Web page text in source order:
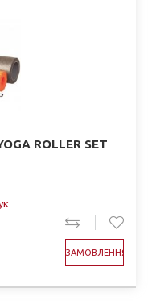
ROLLER SET
ЗАМОВЛЕННЯ